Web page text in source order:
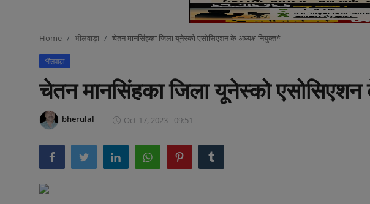
About us
Home भीलवाड़ा चेतन मानसिंहका जिला यूनेस्को एसोसिएशन के अध्यक्ष नियुक्त*
भीलवाड़ा
चेतन मानसिंहका जिला यूनेस्को
bherulal Oct 17, 2023 - 09:51